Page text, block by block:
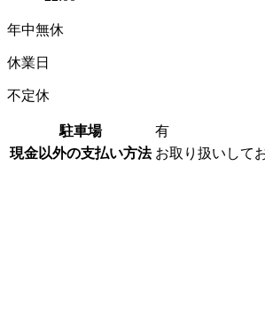
年中無休
休業日
不定休
駐車場
有
現金以外の支払い方法 お取り扱いして